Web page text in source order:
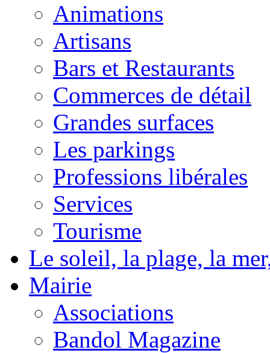
Animations
Artisans
Bars et Restaurants
Commerces de détail
Grandes surfaces
Les parkings
Professions libérales
Services
Tourisme
Le soleil, la plage, la
Mairie
Associations
Bandol Magazine